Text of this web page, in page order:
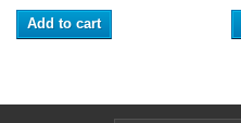
Add to cart